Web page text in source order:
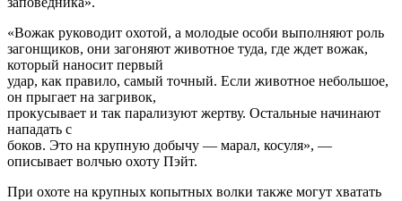
«Вожак руководит охотой, а молодые особи выполняют роль
загонщиков, они загоняют животное туда, где ждет вожак,
который наносит первый
удар, как правило, самый точный. Если животное небольшое,
он прыгает на загривок,
прокусывает и так парализуют жертву. Остальные начинают
нападать с
боков. Это на крупную добычу — марал, косуля», —
описывает волчью охоту Пэйт.
При охоте на крупных копытных волки также могут хватать